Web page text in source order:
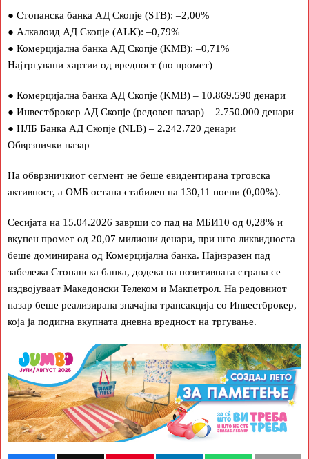
● Стопанска банка АД Скопје (STB): –2,00%
● Алкалоид АД Скопје (ALK): –0,79%
● Комерцијална банка АД Скопје (KMB): –0,71%
Најтргувани хартии од вредност (по промет)
● Комерцијална банка АД Скопје (KMB) – 10.869.590 денари
● Инвестброкер АД Скопје (редовен пазар) – 2.750.000 денари
● НЛБ Банка АД Скопје (NLB) – 2.242.720 денари
Обврзнички пазар
На обврзничкиот сегмент не беше евидентирана трговска
активност, а ОМБ остана стабилен на 130,11 поени (0,00%).
Сесијата на 15.04.2026 заврши со пад на МБИ10 од 0,28% и
вкупен промет од 20,07 милиони денари, при што ликвидноста
беше доминирана од Комерцијална банка. Најизразен пад
забележа Стопанска банка, додека на позитивната страна се
издвојуваат Македонски Телеком и Макпетрол. На редовниот
пазар беше реализирана значајна трансакција со Инвестброкер,
која ја подигна вкупната дневна вредност на тргување.